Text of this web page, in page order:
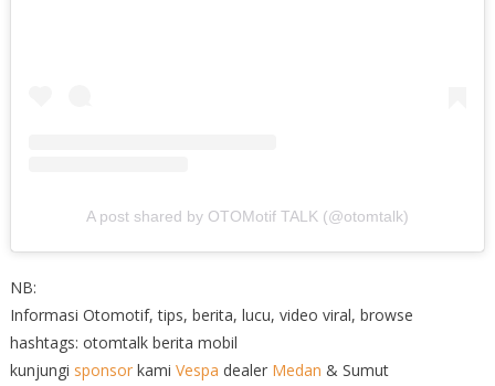
A post shared by OTOMotif TALK (@otomtalk)
NB:
Informasi Otomotif, tips, berita, lucu, video viral, browse
hashtags: otomtalk berita mobil
kunjungi sponsorkami Vespa dealer Medan & Sumut